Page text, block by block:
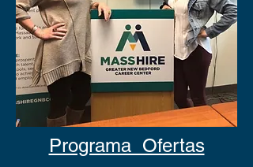
Programa Ofertas